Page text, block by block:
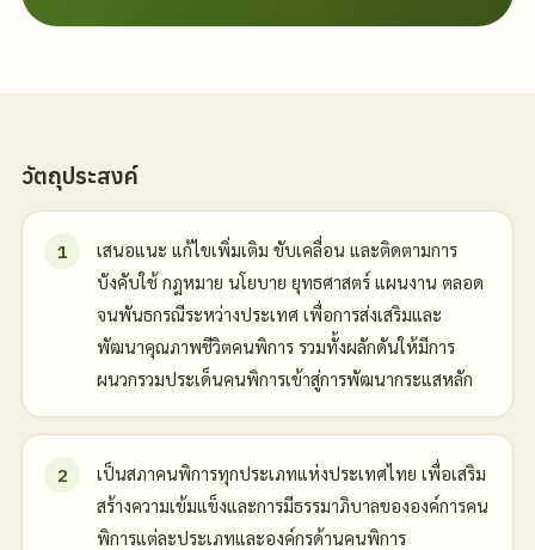
วัตถุประสงค์
เสนอแนะ แก้ไขเพิ่มเติม ขับเคลื่อน และติดตามการ
บังคับใช้ กฎหมาย นโยบาย ยุทธศาสตร์ แผนงาน ตลอด
จนพันธกรณีระหว่างประเทศ เพื่อการส่งเสริมและ
พัฒนาคุณภาพชีวิตคนพิการ รวมทั้งผลักดันให้มีการ
ผนวกรวมประเด็นคนพิการเข้าสู่การพัฒนากระแสหลัก
เป็นสภาคนพิการทุกประเภทแห่งประเทศไทย เพื่อเสริม
สร้างความเข้มแข็งและการมีธรรมาภิบาลขององค์การคน
พิการแต่ละประเภทและองค์กรด้านคนพิการ